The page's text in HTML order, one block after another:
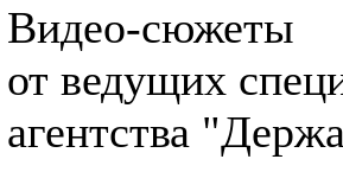
Видео-сюжеты
от ведущих
агентства